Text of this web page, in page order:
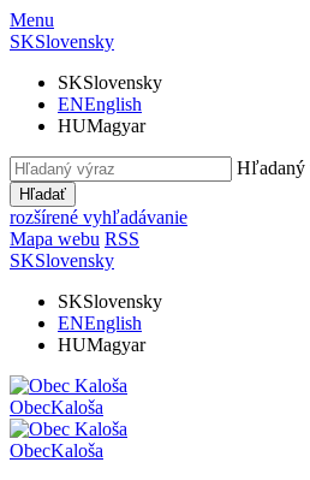
Menu
SKSlovensky
SKSlovensky
ENEnglish
HUMagyar
Hľadaný
Hľadať
rozšírené vyhľadávanie
Mapa webu RSS
SKSlovensky
SKSlovensky
ENEnglish
HUMagyar
ObecKaloša
ObecKaloša